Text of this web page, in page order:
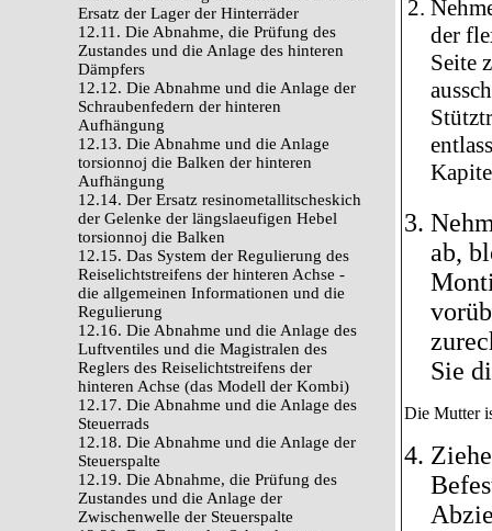
Ersatz der Lager der Hinterräder
12.11. Die Abnahme, die Prüfung des
Zustandes und die Anlage des hinteren
Dämpfers
12.12. Die Abnahme und die Anlage der
Schraubenfedern der hinteren
Aufhängung
12.13. Die Abnahme und die Anlage
torsionnoj die Balken der hinteren
Aufhängung
12.14. Der Ersatz resinometallitscheskich
der Gelenke der längslaeufigen Hebel
torsionnoj die Balken
12.15. Das System der Regulierung des
Reiselichtstreifens der hinteren Achse -
die allgemeinen Informationen und die
Regulierung
12.16. Die Abnahme und die Anlage des
Luftventiles und die Magistralen des
Reglers des Reiselichtstreifens der
hinteren Achse (das Modell der Kombi)
12.17. Die Abnahme und die Anlage des
Steuerrads
12.18. Die Abnahme und die Anlage der
Steuerspalte
12.19. Die Abnahme, die Prüfung des
Zustandes und die Anlage der
Zwischenwelle der Steuerspalte
der
Seite
ab,
Sie
Die Mutter